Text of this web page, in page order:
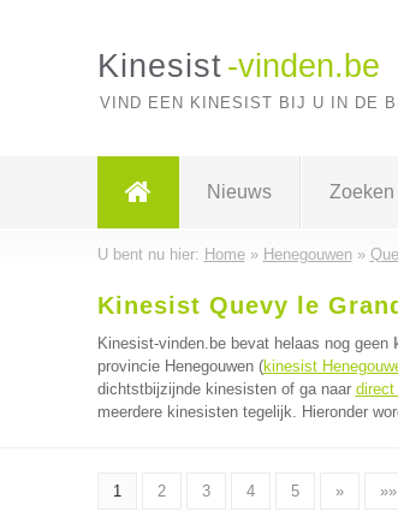
Kinesist -vinden.be
VIND EEN KINESIST BIJ U IN DE
Nieuws Zoeken
U bent nu hier: Home» Henegouwen»
Kinesist Quevy le Grand
Kinesist-vinden.be bevat helaas nog geen
provincie Henegouwen (kinesist
dichtstbijzijnde kinesisten of ga naar
meerdere kinesisten tegelijk. Hieronder
1 2 3 4 5 » »»